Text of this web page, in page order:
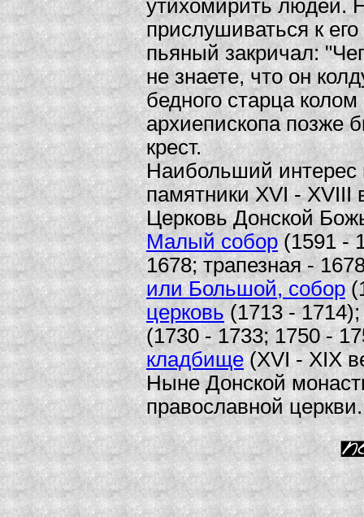
утихомирить людей.
прислушиваться к
пьяный закричал:
не знаете, что он
бедного старца
архиепископа позже
крест.
Наибольший интерес
памятники XVI - XVIII
Церковь Донской
Малый собор(1591 -
1678; трапезная -
или Большой, собор
церковь(1713 -
(1730 - 1733; 1750 -
кладбище(XVI - XIX
Ныне Донской
православной церкви.